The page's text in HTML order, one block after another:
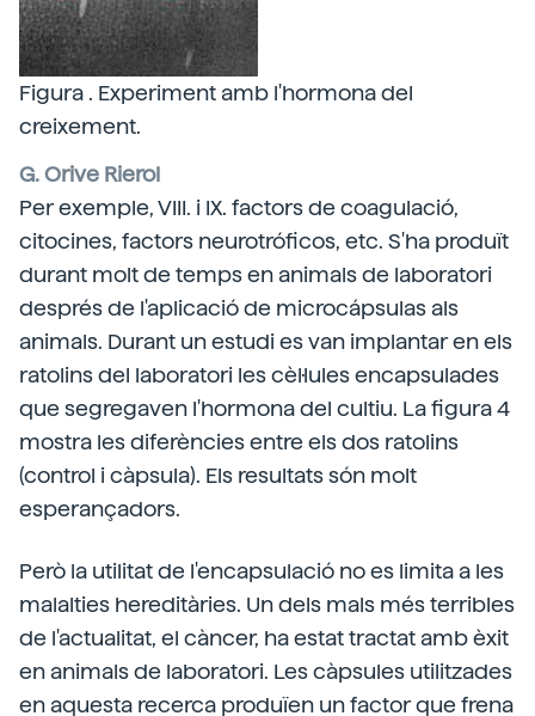
Figura . Experiment amb l'hormona del
creixement.
G. Orive Rierol
Per exemple, VIII. i IX. factors de coagulació,
citocines, factors neurotróficos, etc. S'ha produït
durant molt de temps en animals de laboratori
després de l'aplicació de microcápsulas als
animals. Durant un estudi es van implantar en els
ratolins del laboratori les cèl·lules encapsulades
que segregaven l'hormona del cultiu. La figura 4
mostra les diferències entre els dos ratolins
(control i càpsula). Els resultats són molt
esperançadors.
Però la utilitat de l'encapsulació no es limita a les
malalties hereditàries. Un dels mals més terribles
de l'actualitat, el càncer, ha estat tractat amb èxit
en animals de laboratori. Les càpsules utilitzades
en aquesta recerca produïen un factor que frena